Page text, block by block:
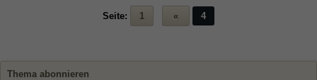
Seite: 1 « 4
Thema abonnieren